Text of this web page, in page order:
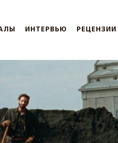
ИНТЕРВЬЮ РЕЦЕНЗИИ